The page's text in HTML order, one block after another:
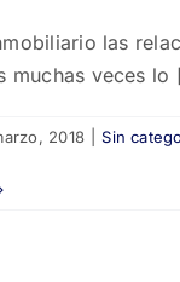
las
muchas veces lo
2018 Sin